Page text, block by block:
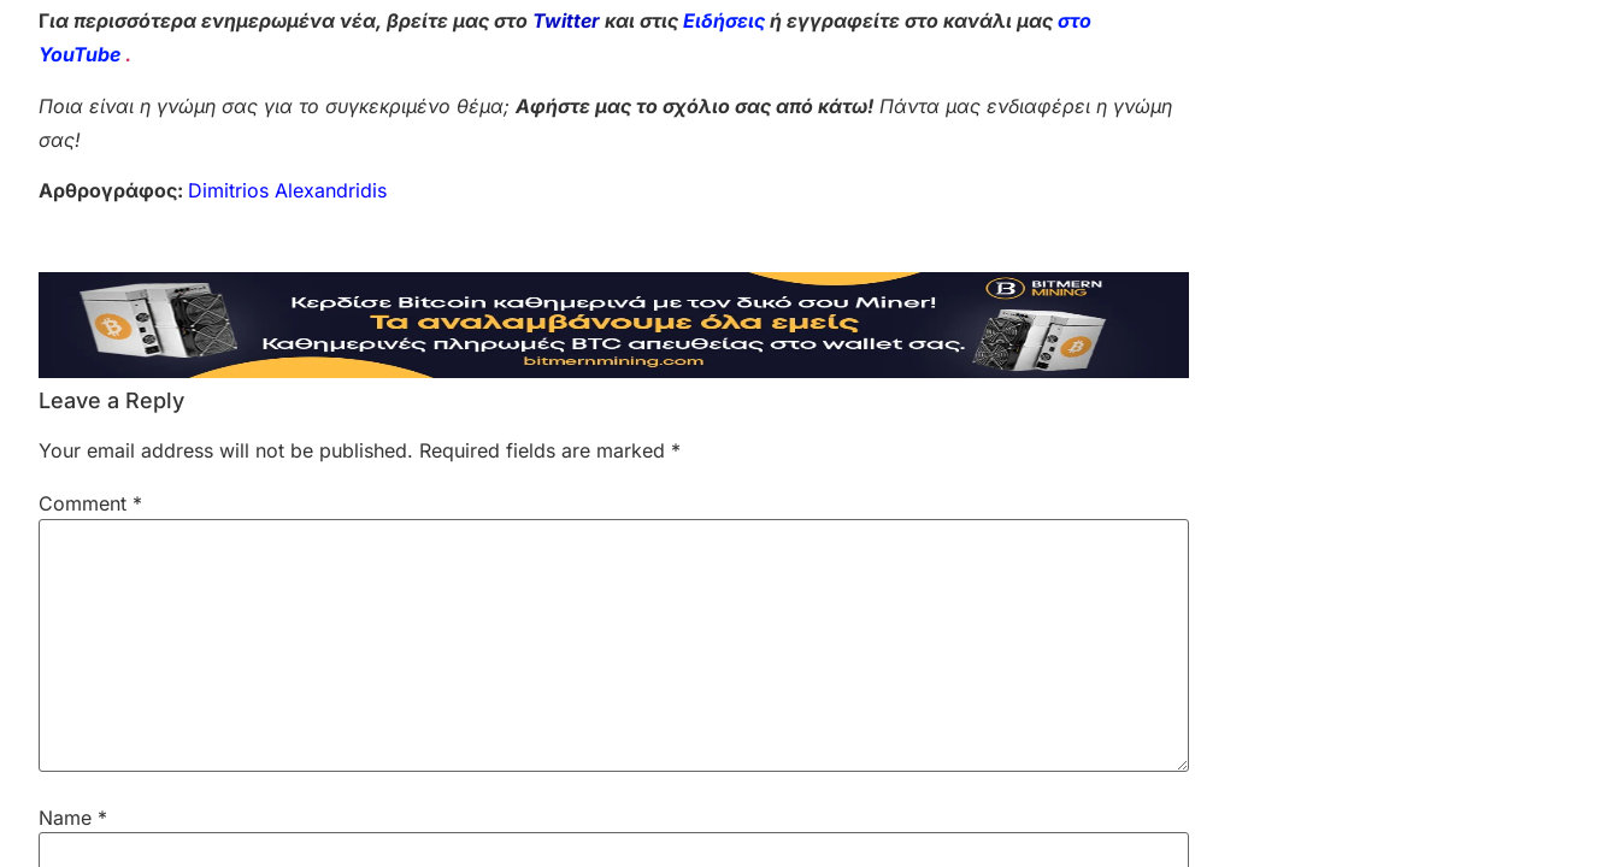
Για περισσότερα ενημερωμένα νέα, βρείτε μας στο Twitter και στις Ειδήσεις ή εγγραφείτε στο κανάλι μας στο
YouTube .
Ποια είναι η γνώμη σας για το συγκεκριμένο θέμα; Αφήστε μας το σχόλιο σας από κάτω! Πάντα μας ενδιαφέρει η γνώμη
σας!
Αρθρογράφος: Dimitrios Alexandridis
Leave a Reply
Your email address will not be published. Required fields are marked *
Comment *
Name *